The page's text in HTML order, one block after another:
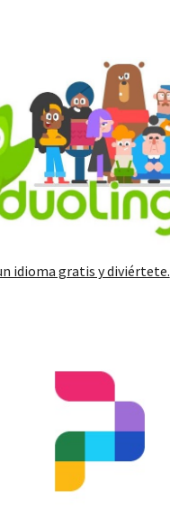
idioma gratis y diviértete.